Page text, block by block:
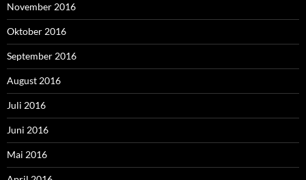
November 2016
Oktober 2016
September 2016
August 2016
Juli 2016
Juni 2016
Mai 2016